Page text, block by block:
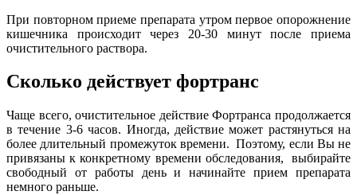
При повторном приеме препарата утром первое опорожнение
кишечника происходит через 20-30 минут после приема
очистительного раствора.
Сколько действует фортранс
Чаще всего, очистительное действие Фортранса продолжается
в течение 3-6 часов. Иногда, действие может растянуться на
более длительный промежуток времени. Поэтому, если Вы не
привязаны к конкретному времени обследования, выбирайте
свободный от работы день и начинайте прием препарата
немного раньше.